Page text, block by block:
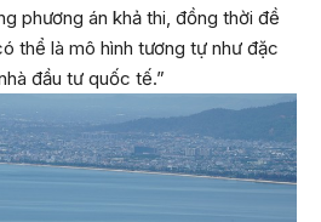
phương án khả thi, đồng thời đề
thể là mô hình tương tự như đặc
đầu tư quốc tế.”